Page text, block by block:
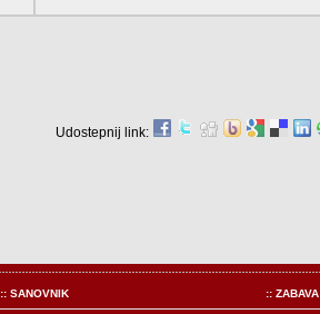
Udostepnij link:
:: SANOVNIK :: ZABAVA